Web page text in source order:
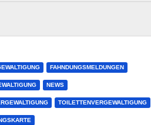
FAHNDUNGSMELDUNGEN
NEWS
TOILETTENVERGEWALTIGUNG